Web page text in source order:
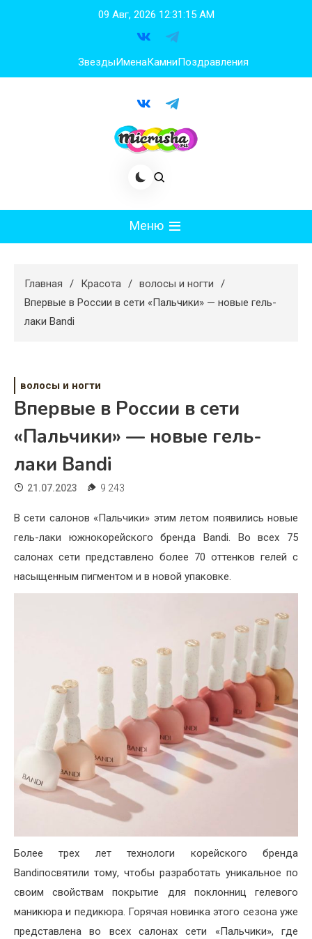
09 Авг, 2026 12:31:16 AM
ЗвездыИменаКамниПоздравления
Меню
Худеем
Психология
Дом
Жизнь
Хобби
Красота
Недвижимость
Главная Красота
волосы и ногти
Впервые в России в сети «Пальчики» — новые гель-
лаки Bandi
волосы и ногти
Впервые в России в сети
«Пальчики» — новые гель-
лаки Bandi
21.07.2023 9 243
В сети салонов «Пальчики» этим летом появились новые
гель-лаки южнокорейского бренда Bandi. Во всех 75
салонах сети представлено более 70 оттенков гелей с
насыщенным пигментом и в новой упаковке.
Более трех лет технологи корейского бренда
Bandiпосвятили тому, чтобы разработать уникальное по
своим свойствам покрытие для поклонниц гелевого
маникюра и педикюра. Горячая новинка этого сезона уже
представлена во всех салонах сети «Пальчики», где